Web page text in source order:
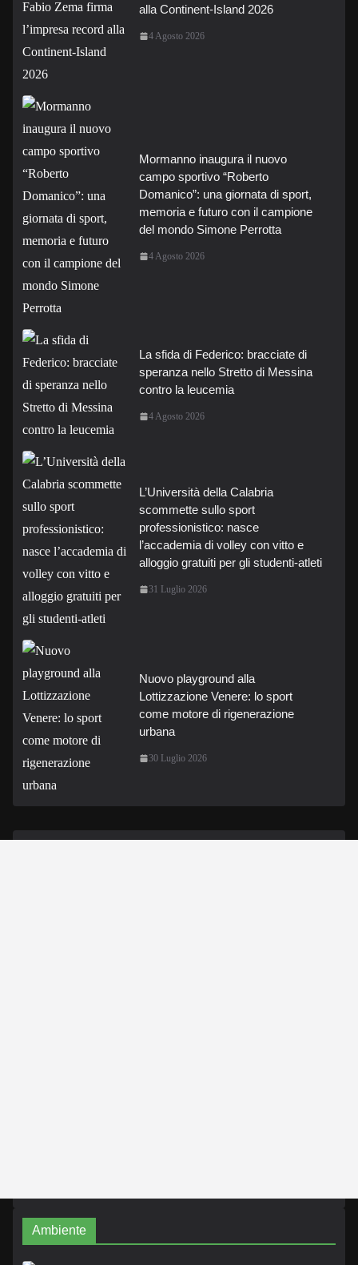
alla Continent-Island 2026
4 Agosto 2026
Mormanno inaugura il nuovo
campo sportivo “Roberto
Domanico”: una giornata di sport,
memoria e futuro con il campione
del mondo Simone Perrotta
4 Agosto 2026
La sfida di Federico: bracciate di
speranza nello Stretto di Messina
contro la leucemia
4 Agosto 2026
L’Università della Calabria
scommette sullo sport
professionistico: nasce
l’accademia di volley con vitto e
alloggio gratuiti per gli studenti-atleti
31 Luglio 2026
Nuovo playground alla
Lottizzazione Venere: lo sport
come motore di rigenerazione
urbana
30 Luglio 2026
Ambiente